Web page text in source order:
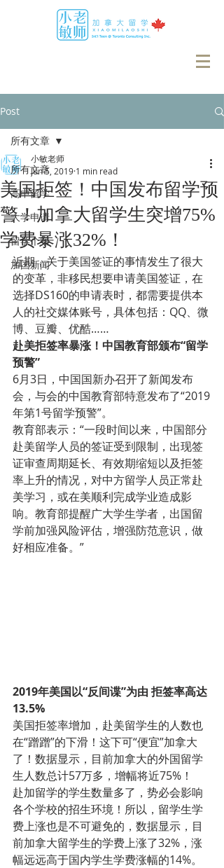
Post
所有文章
高中留学
大学申请
留学个案
加国新闻
所有文章
美国拒签！中国发布留学预
警！加拿大留学生突增75%
学费暴涨32%！
小敏老师
Jun 5, 2019 1 min read
近期，关于美国签证的事情发生了很大
的变革，非移民想要申请美国签证，在
选择DS160的申请表时，都需要提供本
人的社交媒体账号，具体包括：QQ、微
博、豆瓣、优酷……
赴美拒签率暴涨！中国教育部颁布“留学
预警”
6月3日，中国国新办召开了新闻发布
会，与会的中国教育部特意发布了“2019
年第1号留学预警”。
教育部表示：“一段时间以来，中国部分
赴美留学人员的签证受到限制，出现签
证审查周期延长、有效期缩短以及拒签
率上升的情况，对中方留学人员正常赴
美学习，或在美顺利完成学业造成影
响。教育部提醒广大学生学者，出国留
学前加强风险评估，增强防范意识，做
好相应准备。”
2019年美国以“反间谍”为由 拒签率高达
13.5%
美国拒签率增加，赴美留学生的人数也
在“蹭蹭”的下滑！这下可“便宜”加拿大
了！数据显示，目前加拿大的外国留学
生人数总计57万多，增幅将近75%！
赴加留学的学生数量多了，势必会影响
各个学校的招生环境！所以，留学生学
费上涨也是不可避免的，数据显示，目
前加拿大留学生的学费上涨了32%，涨
幅远远高于国内学生学费涨幅的14%。